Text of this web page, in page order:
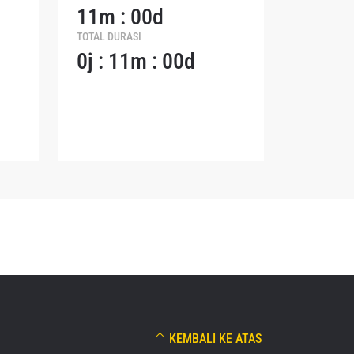
11m : 00d
TOTAL DURASI
0j : 11m : 00d
KEMBALI KE ATAS
dan